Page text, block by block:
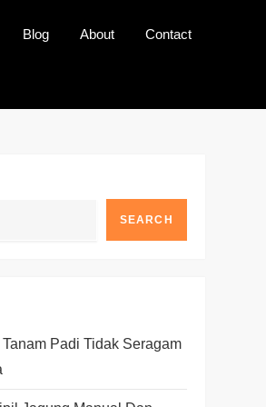
Blog About Contact
SEARCH
Padi Tidak Seragam